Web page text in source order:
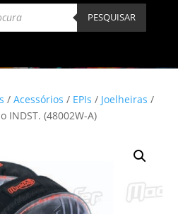
PESQUISAR
/Acessórios / EPIs / Joelheiras /
INDST. (48002W-A)